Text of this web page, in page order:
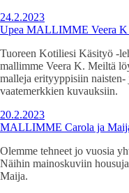
24.2.2023
Upea MALLIMME Veera K
Tuoreen Kotiliesi Käsityö -
mallimme Veera K. Meiltä
malleja erityyppisiin naisten-
vaatemerkkien kuvauksiin.
20.2.2023
MALLIMME Carola ja
Olemme tehneet jo vuosia
Näihin mainoskuviin
Maija.